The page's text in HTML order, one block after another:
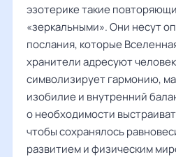
эзотерике такие
«зеркальными». Они несут
послания, которые
хранители адресуют
символизирует гармонию,
изобилие и внутренний
о необходимости
чтобы сохранялось
развитием и физическим